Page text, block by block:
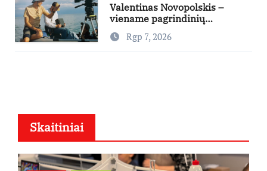
Valentinas Novopolskis –
viename pagrindinių
vaidmenų penkių šalių filme
„Nugalėtoja“: Lietuvos kino
teatruose – nuo rugpjūčio 7-
Rgp 7, 2026
Skaitiniai